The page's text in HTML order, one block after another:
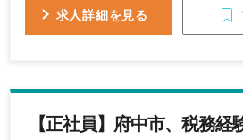
る方
求人詳細を見る
【正社員】府中市、税務経